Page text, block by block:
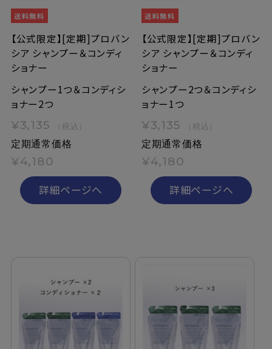
お問い合わせ
ペリカン石鹸について
ご利用案内
よくあるご質問
会員登録でお得
NEWS一覧
利用規約
【公式限定】[定期]プロバン
シア シャンプー＆コンディ
ショナー
シャンプー1つ＆コンディシ
ョナー2つ
¥3,135 （税込）
定期通常価格
¥4,180
詳細ページへ
【公式限定】[定期]プロバン
シア シャンプー＆コンディ
ショナー
シャンプー2つ＆コンディシ
ョナー1つ
¥3,135 （税込）
定期通常価格
¥4,180
詳細ページへ